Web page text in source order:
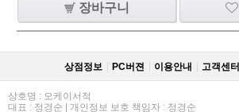
장바구니
상점정보 PC버젼 이용안내 고객센터
상호명 : 오케이서적
대표 : 정경순 | 개인정보 보호 책임자 : 정경순